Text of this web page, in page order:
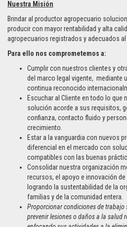
Nuestra Misión
Brindar al productor agropecuario
producir con mayor rentabilidad y alta
agropecuarios registrados y adecuados
Para ello nos comprometemos a:
Cumplir con nuestros clientes y
del marco legal vigente, mediante
continua reconocido
Escuchar al Cliente en todo lo que
solución acorde a sus requisitos,
confianza, contacto fluido y
crecimiento.
Estar a la vanguardia con nuevos
diferencial en el mercado con
compatibles con las buenas
Consolidar nuestra organización
recursos, el apoyo e innovación
logrando la sustentabilidad de la
familias y de la comunidad entera.
Proporcionar condiciones de trabajo
prevenir lesiones o daños a la salud